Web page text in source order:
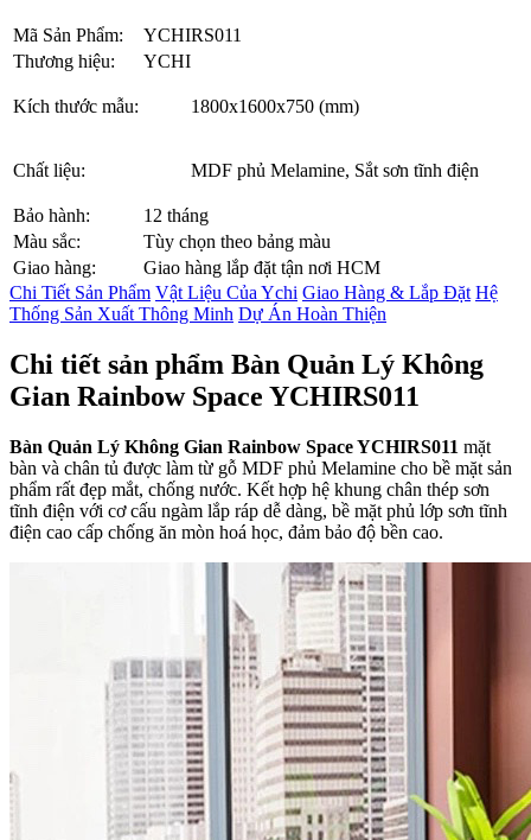
Mã Sản Phẩm:
YCHIRS011
Thương hiệu:
YCHI
Kích thước mẫu: 1800x1600x750 (mm)
Chất liệu: MDF phủ Melamine, Sắt sơn tĩnh điện
Bảo hành:
12 tháng
Màu sắc:
Tùy chọn theo bảng màu
Giao hàng:
Giao hàng lắp đặt tận nơi HCM
Chi Tiết Sản Phẩm Vật Liệu Của Ychi Giao Hàng & Lắp Đặt Hệ
Thống Sản Xuất Thông Minh Dự Án Hoàn Thiện
Chi tiết sản phẩm Bàn Quản Lý Không
Gian Rainbow Space YCHIRS011
Bàn Quản Lý Không Gian Rainbow Space YCHIRS011 mặt
bàn và chân tủ được làm từ gỗ MDF phủ Melamine cho bề mặt sản
phẩm rất đẹp mắt, chống nước. Kết hợp hệ khung chân thép sơn
tĩnh điện với cơ cấu ngàm lắp ráp dễ dàng, bề mặt phủ lớp sơn tĩnh
điện cao cấp chống ăn mòn hoá học, đảm bảo độ bền cao.